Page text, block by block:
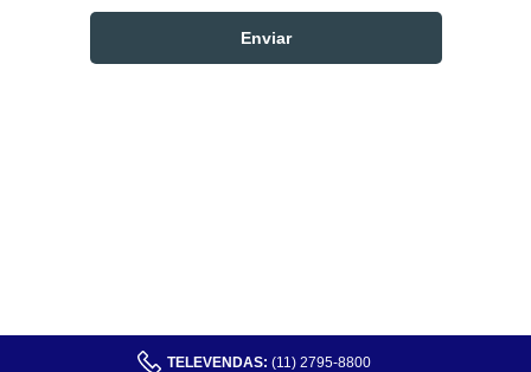
TELEVENDAS: (11) 2795-8800